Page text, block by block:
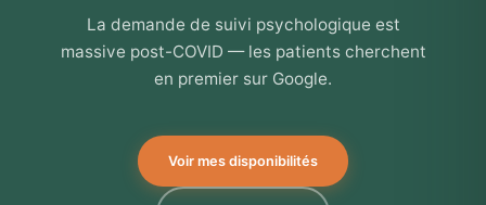
La demande de suivi psychologique est
massive post-COVID — les patients cherchent
en premier sur Google.
Voir mes disponibilités